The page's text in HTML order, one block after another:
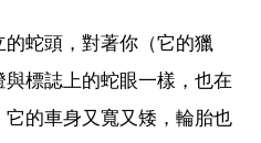
蛇頭，對著你（它的獵
標誌上的蛇眼一樣，也在
的車身又寬又矮，輪胎也